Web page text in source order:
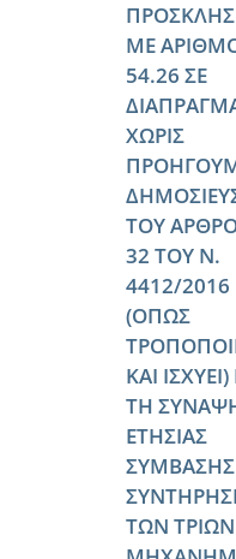
ΜΕ
54.26 ΣΕ
ΧΩΡΙΣ
ΤΟΥ
32 ΤΟΥ Ν.
4412/2016
(ΟΠΩΣ
ΚΑΙ ΙΣΧΥΕΙ)
ΤΗ
ΕΤΗΣΙΑΣ
ΣΥΜΒΑΣΗΣ
ΤΩΝ ΤΡΙΩΝ